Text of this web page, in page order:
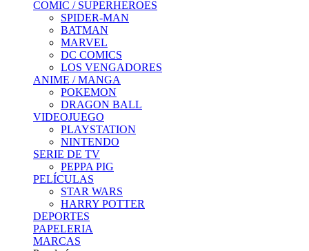
COMIC / SUPERHEROES
SPIDER-MAN
BATMAN
MARVEL
DC COMICS
LOS VENGADORES
ANIME / MANGA
POKEMON
DRAGON BALL
VIDEOJUEGO
PLAYSTATION
NINTENDO
SERIE DE TV
PEPPA PIG
PELÍCULAS
STAR WARS
HARRY POTTER
DEPORTES
PAPELERIA
MARCAS